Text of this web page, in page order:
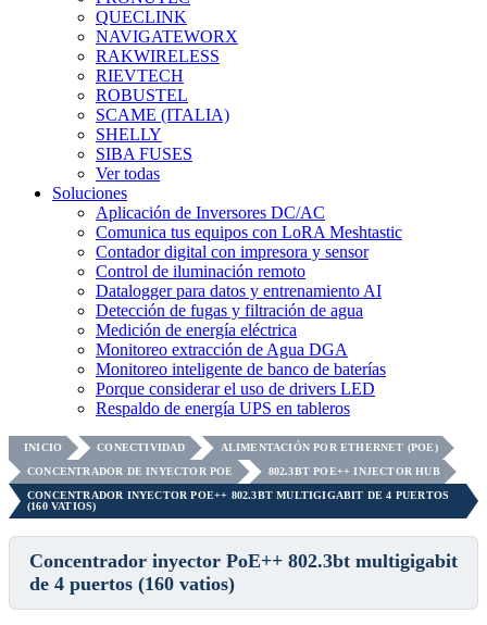
QUECLINK
NAVIGATEWORX
RAKWIRELESS
RIEVTECH
ROBUSTEL
SCAME (ITALIA)
SHELLY
SIBA FUSES
Ver todas
Soluciones
Aplicación de Inversores DC/AC
Comunica tus equipos con LoRA Meshtastic
Contador digital con impresora y sensor
Control de iluminación remoto
Datalogger para datos y entrenamiento AI
Detección de fugas y filtración de agua
Medición de energía eléctrica
Monitoreo extracción de Agua DGA
Monitoreo inteligente de banco de baterías
Porque considerar el uso de drivers LED
Respaldo de energía UPS en tableros
INICIO CONECTIVIDAD
ALIMENTACIÓN POR ETHERNET (POE)
CONCENTRADOR DE INYECTOR POE
802.3BT POE++ INJECTOR HUB
CONCENTRADOR INYECTOR POE++ 802.3BT MULTIGIGABIT DE 4 PUERTOS
(160 VATIOS)
Concentrador inyector PoE++ 802.3bt multigigabit
de 4 puertos (160 vatios)